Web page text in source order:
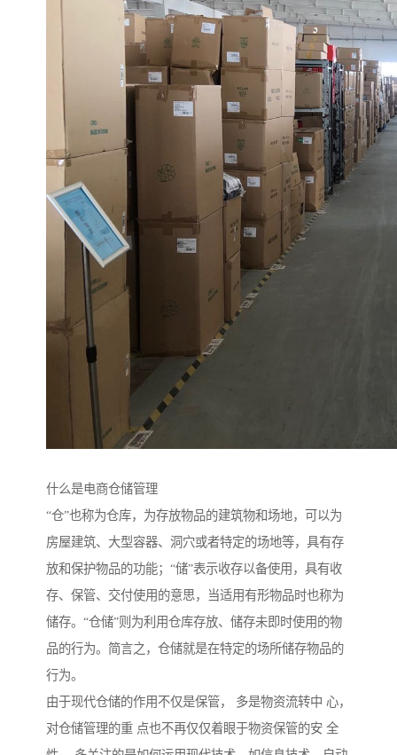
什么是电商仓储管理
“仓”也称为仓库，为存放物品的建筑物和场地，可以为
房屋建筑、大型容器、洞穴或者特定的场地等，具有存
放和保护物品的功能；“储”表示收存以备使用，具有收
存、保管、交付使用的意思，当适用有形物品时也称为
储存。“仓储”则为利用仓库存放、储存未即时使用的物
品的行为。简言之，仓储就是在特定的场所储存物品的
行为。
由于现代仓储的作用不仅是保管， 多是物资流转中 心，
对仓储管理的重 点也不再仅仅着眼于物资保管的安 全